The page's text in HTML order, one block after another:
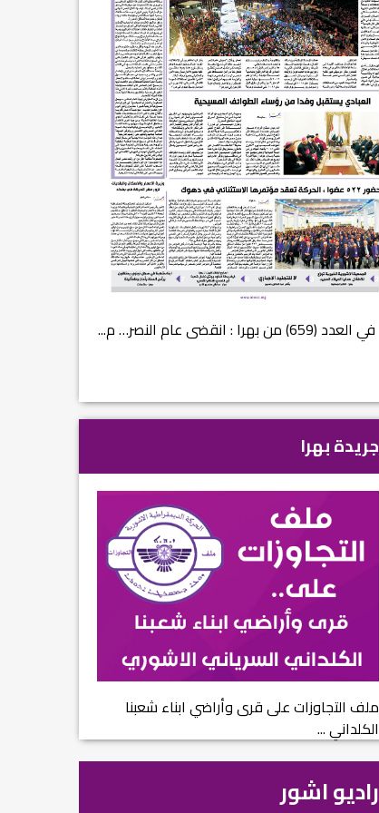
في العدد (659) من بهرا : انقضى عام النصر… م...
جريدة بهرا
ملف التجاوزات على قرى وأراضي ابناء شعبنا
الكلداني ...
راديو اشور